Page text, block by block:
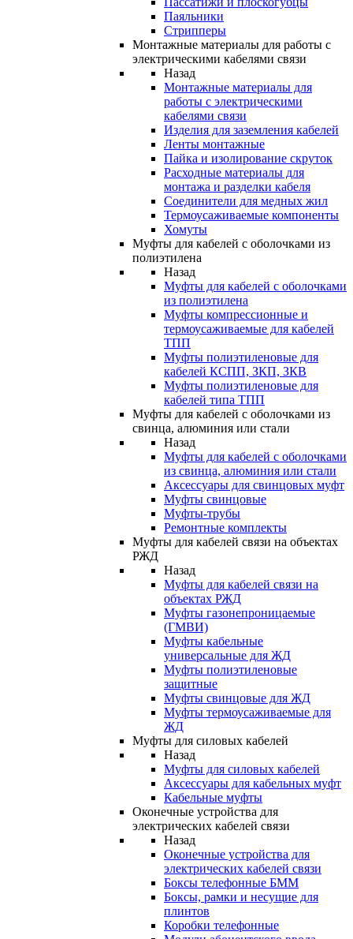
Паяльники
Стрипперы
Монтажные материалы для работы с
электрическими кабелями связи
Назад
Монтажные материалы для
работы с электрическими
кабелями связи
Изделия для заземления кабелей
Ленты монтажные
Пайка и изолирование скруток
Расходные материалы для
монтажа и разделки кабеля
Соединители для медных жил
Термоусаживаемые компоненты
Хомуты
Муфты для кабелей с оболочками из
полиэтилена
Назад
Муфты для кабелей с оболочками
из полиэтилена
Муфты компрессионные и
термоусаживаемые для кабелей
ТПП
Муфты полиэтиленовые для
кабелей КСПП, ЗКП, ЗКВ
Муфты полиэтиленовые для
кабелей типа ТПП
Муфты для кабелей с оболочками из
свинца, алюминия или стали
Назад
Муфты для кабелей с оболочками
из свинца, алюминия или стали
Аксессуары для свинцовых муфт
Муфты свинцовые
Муфты-трубы
Ремонтные комплекты
Муфты для кабелей связи на объектах
РЖД
Назад
Муфты для кабелей связи на
объектах РЖД
Муфты газонепроницаемые
(ГМВИ)
Муфты кабельные
универсальные для ЖД
Муфты полиэтиленовые
защитные
Муфты свинцовые для ЖД
Муфты термоусаживаемые для
ЖД
Муфты для силовых кабелей
Назад
Муфты для силовых кабелей
Аксессуары для кабельных муфт
Кабельные муфты
Оконечные устройства для
электрических кабелей связи
Назад
Оконечные устройства для
электрических кабелей связи
Боксы телефонные БММ
Боксы, рамки и несущие для
плинтов
Коробки телефонные